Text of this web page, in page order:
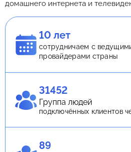
домашнего интернета и
10 лет
сотрудничаем с
провайдерами страны
31452
Группа людей
подключённых клиентов
89